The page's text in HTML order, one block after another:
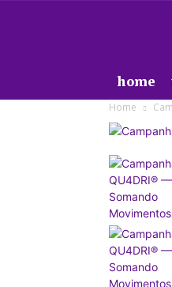
home
Home